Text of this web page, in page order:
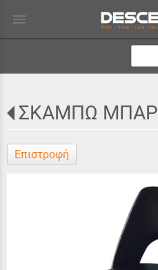
menu
ΣΚΑΜΠΩ ΜΠΑΡ
Επιστροφή